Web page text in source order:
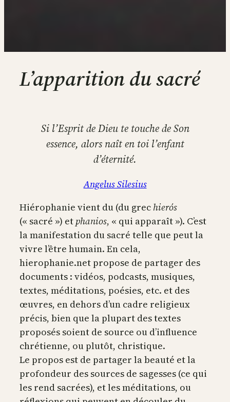
L’apparition du sacré
Si l’Esprit de Dieu te touche de Son
essence, alors naît en toi l’enfant
d’éternité.
Angelus Silesius
Hiérophanie vient du (du grec hierós
(« sacré ») et phanios, « qui apparaît »). C’est
la manifestation du sacré telle que peut la
vivre l’être humain. En cela,
hierophanie.net propose de partager des
documents : vidéos, podcasts, musiques,
textes, méditations, poésies, etc. et des
œuvres, en dehors d’un cadre religieux
précis, bien que la plupart des textes
proposés soient de source ou d’influence
chrétienne, ou plutôt, christique.
Le propos est de partager la beauté et la
profondeur des sources de sagesses (ce qui
les rend sacrées), et les méditations, ou